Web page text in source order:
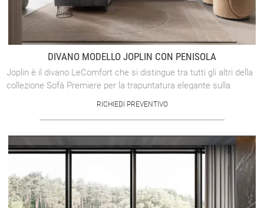
DIVANO MODELLO JOPLIN CON PENISOLA
Joplin è il divano LeComfort che si distingue tra tutti gli altri della
collezione Sofà Premiere per la trapuntatura elegante sulla
RICHIEDI PREVENTIVO